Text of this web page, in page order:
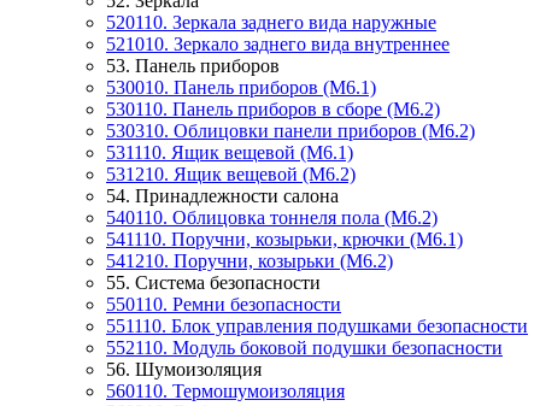
520110. Зеркала заднего вида наружные
521010. Зеркало заднего вида внутреннее
53. Панель приборов
530010. Панель приборов (М6.1)
530110. Панель приборов в сборе (M6.2)
530310. Облицовки панели приборов (М6.2)
531110. Ящик вещевой (М6.1)
531210. Ящик вещевой (М6.2)
54. Принадлежности салона
540110. Облицовка тоннеля пола (М6.2)
541110. Поручни, козырьки, крючки (М6.1)
541210. Поручни, козырьки (М6.2)
55. Система безопасности
550110. Ремни безопасности
551110. Блок управления подушками безопасности
552110. Модуль боковой подушки безопасности
56. Шумоизоляция
560110. Термошумоизоляция